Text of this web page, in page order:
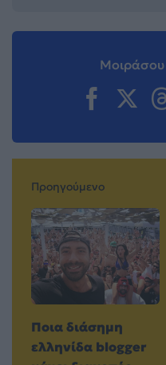
Μοιράσου
Προηγούμενο
Ποια διάσημη
ελληνίδα blogger